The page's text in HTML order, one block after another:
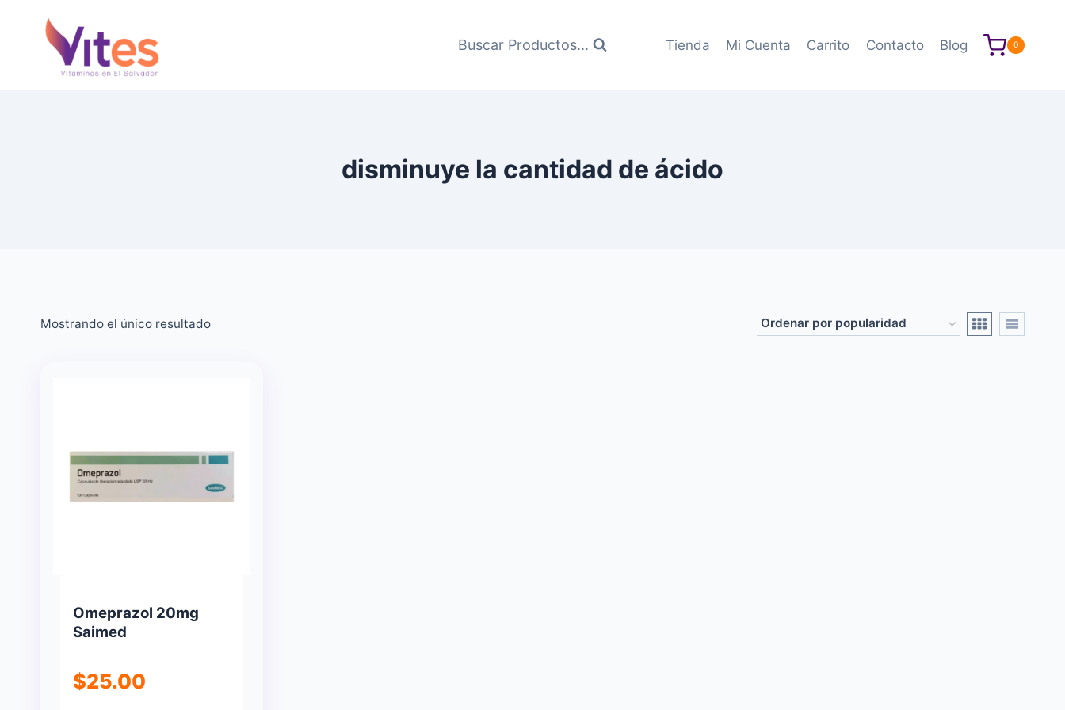
Contenido
Buscar Productos... Tienda Mi Cuenta Carrito Contacto Blog 0
disminuye la cantidad de ácido
Mostrando el único resultado
Omeprazol 20mg
Saimed
$25.00